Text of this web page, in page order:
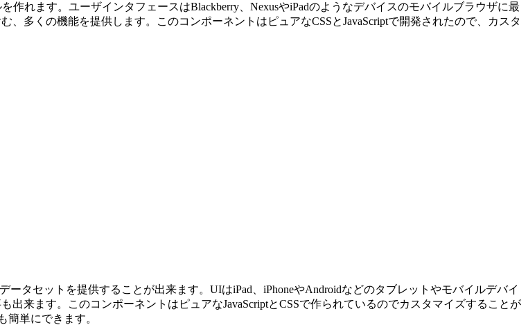
作れます。ユーザインタフェースはBlackberry、NexusやiPadのようなデバイスのモバイルブラウザに最
多くの機能を提供します。このコンポーネントはピュアなCSSとJavaScriptで開発されたので、カスタ
タセットを提供することが出来ます。UIはiPad、iPhoneやAndroidなどのタブレットやモバイルデバイ
来ます。このコンポーネントはピュアなJavaScriptとCSSで作られているのでカスタマイズすることが
簡単にできます。